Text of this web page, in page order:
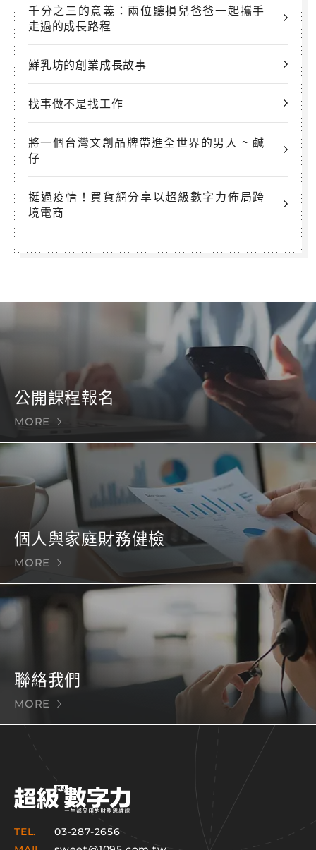
千分之三的意義：兩位聽損兒爸爸一起攜手
走過的成長路程
鮮乳坊的創業成長故事
找事做不是找工作
將一個台灣文創品牌帶進全世界的男人 ~ 鹹
仔
挺過疫情！買貨網分享以超級數字力佈局跨
境電商
公開課程報名
MORE
個人與家庭財務健檢
MORE
聯絡我們
MORE
TEL.
03-287-2656